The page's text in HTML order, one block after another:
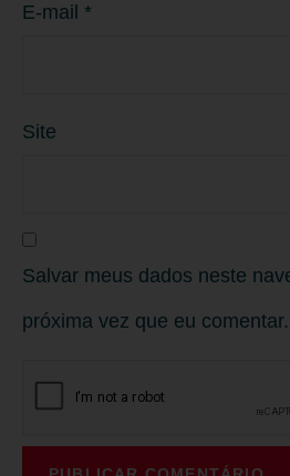
E-mail *
Site
Salvar meus dados neste
próxima vez que eu comentar.